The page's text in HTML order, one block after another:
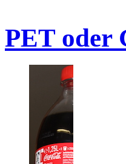
PET oder